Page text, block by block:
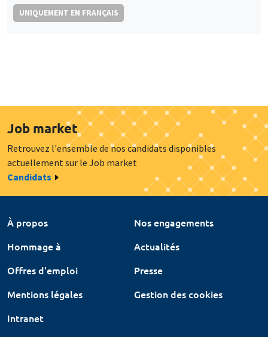
UNIQUEMENT EN FRANÇAIS
Job market
Retrouvez l'ensemble de nos candidats disponibles
actuellement sur le Job market
Candidats
À propos
Nos engagements
Hommage à
Actualités
Offres d'emploi
Presse
Mentions légales
Gestion des cookies
Intranet